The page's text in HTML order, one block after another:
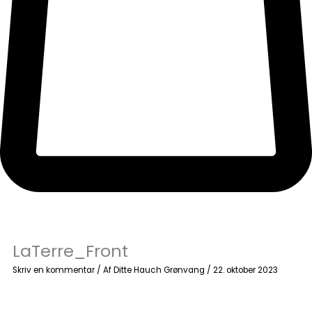
LaTerre_Front
Skriv en kommentar / AfDitte Hauch Grønvang /22. oktober 2023